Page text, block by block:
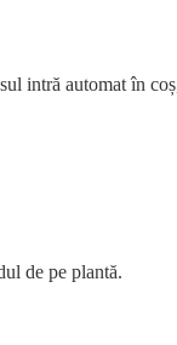
intră automat în
de pe plantă.